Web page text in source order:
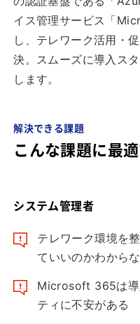
イス管理サービス「
し、テレワーク活用・
決。スムーズに導入ス
します。
解決できる課題
こんな課題に最
システム管理者
テレワーク環境を
ていいのかわから
Microsoft 365は導
ティに不安がある